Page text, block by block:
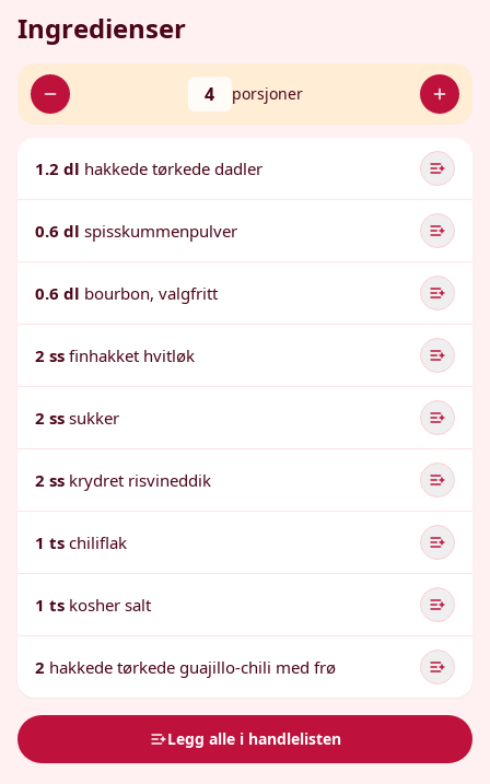
Ingredienser
4 porsjoner
1.2 dl hakkede tørkede dadler
0.6 dl spisskummenpulver
0.6 dl bourbon, valgfritt
2 ss finhakket hvitløk
2 ss sukker
2 ss krydret risvineddik
1 ts chiliflak
1 ts kosher salt
2 hakkede tørkede guajillo-chili med frø
Legg alle i handlelisten